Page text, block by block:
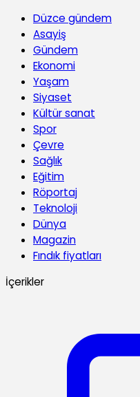
Düzce gündem
Asayiş
Gündem
Ekonomi
Yaşam
Siyaset
Kültür sanat
Spor
Çevre
Sağlık
Eğitim
Röportaj
Teknoloji
Dünya
Magazin
Fındık fiyatları
İçerikler